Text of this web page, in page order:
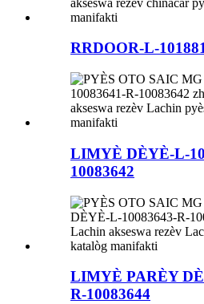
RRDOOR-L-
LIMYÈ DÈYÈ-L-
10083642
LIMYÈ PARÈY
R-10083644